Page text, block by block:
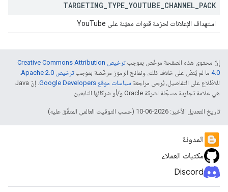
TARGETING TYPE YOUTUBE CHANNEL PACK
استهداف الإعلانات لحزمة قنوات معيّنة على YouTube
إنّ محتوى هذه الصفحة مرخّص بموجب
ترخيص Creative Commons Attribution
4.0‏ ما لم يُنصّ على خلاف ذلك، ونماذج الرموز مرخّصة بموجبترخيص Apache 2.0‏
.
للاطّلاع على التفاصيل، يُرجى مراجعة سياسات موقع Google Developers‏
. إنّ Java
هي علامة تجارية مسجَّلة لشركة Oracle و/أو شركائها التابعين.
تاريخ التعديل الأخير: 2026-06-10 (حسب التوقيت العالمي المتفَّق عليه)
المدونة
مكتبات العملاء
Discord